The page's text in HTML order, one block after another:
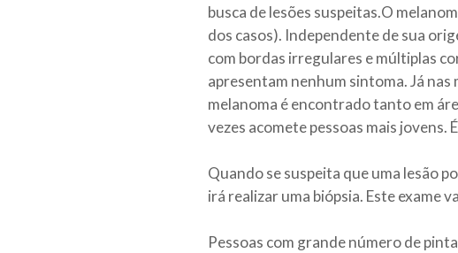
busca de lesões suspeitas.O
dos casos). Independente de sua
com bordas irregulares e múltiplas
apresentam nenhum sintoma. Já
melanoma é encontrado tanto em
vezes acomete pessoas mais jovens.
Quando se suspeita que uma lesão
irá realizar uma biópsia. Este exame
Pessoas com grande número de